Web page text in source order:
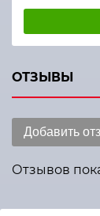
ОТЗЫВЫ
Добавить
Отзывов